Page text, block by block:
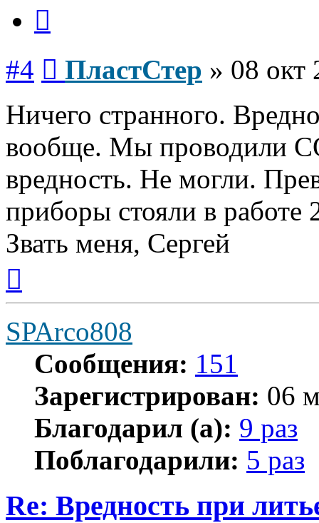
#4 ПластСтер » 08 окт
Ничего странного.
вообще. Мы проводили
вредность. Не могли.
приборы стояли в работе
Звать меня, Сергей
началу
SPArco808
Сообщения: 151
Зарегистрирован: 06
Благодарил (а): 9 раз
Поблагодарили: 5 раз
Re: Вредность при